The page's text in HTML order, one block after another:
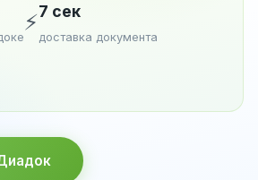
⚡7 сек
доставка документа